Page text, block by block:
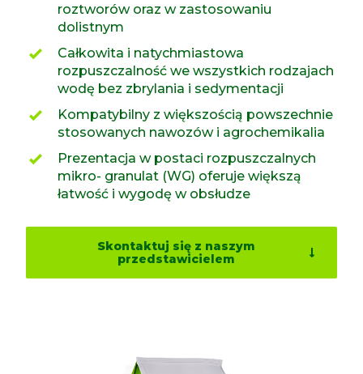
roztworów oraz w zastosowaniu
dolistnym
Całkowita i natychmiastowa
rozpuszczalność we wszystkich rodzajach
wodę bez zbrylania i sedymentacji
Kompatybilny z większością powszechnie
stosowanych nawozów i agrochemikalia
Prezentacja w postaci rozpuszczalnych
mikro- granulat (WG) oferuje większą
łatwość i wygodę w obsłudze
Skontaktuj się z naszym
przedstawicielem